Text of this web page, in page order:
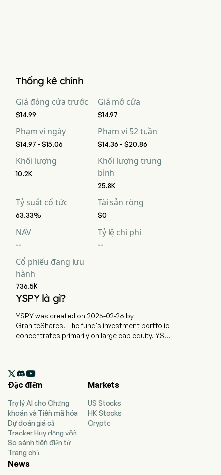
Thống kê chính
Giá đóng cửa trước
$14.99
Giá mở cửa
$14.97
Phạm vi ngày
$14.97 - $15.06
Phạm vi 52 tuần
$14.36 - $20.86
Khối lượng
10.2K
Khối lượng trung
bình
25.8K
Tỷ suất cổ tức
63.33%
Tài sản ròng
$0
NAV
--
Tỷ lệ chi phí
--
Cổ phiếu đang lưu
hành
736.5K
YSPY là gì?
YSPY was created on 2025-02-26 by
GraniteShares. The fund's investment portfolio
concentrates primarily on large cap equity. YSPY
leveraged ETFs tied to the S&P 500 Index.

Đặc điểm
Trợ lý AI cho Chứng
khoán và Tiền mã hóa
Dự đoán giá cả
Tracker Huy động vốn
So sánh tiền điện tử
Trang chủ
Markets
US Stocks
HK Stocks
Crypto
News